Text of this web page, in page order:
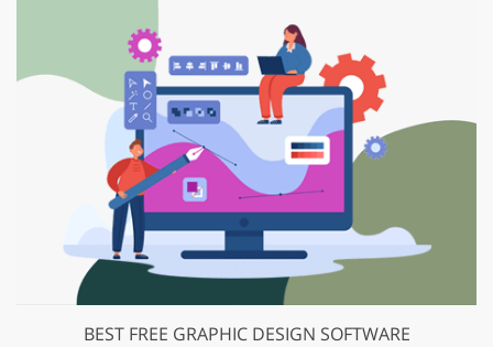
BEST FREE GRAPHIC DESIGN SOFTWARE